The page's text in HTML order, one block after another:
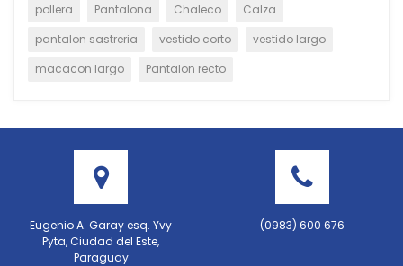
pollera
Pantalona Chaleco
Calza
pantalon sastreria
vestido corto
vestido largo
macacon largo
Pantalon recto
Eugenio A. Garay esq. Yvy
Pyta, Ciudad del Este,
Paraguay
(0983) 600 676